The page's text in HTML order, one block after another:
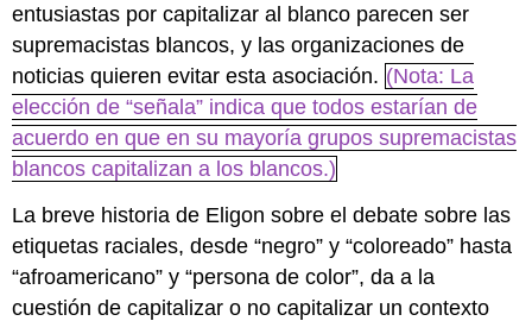
entusiastas por capitalizar al blanco parecen ser
supremacistas blancos, y las organizaciones de
noticias quieren evitar esta asociación. (Nota: La
elección de “señala” indica que todos estarían de
acuerdo en que en su mayoría grupos supremacistas
blancos capitalizan a los blancos.)
La breve historia de Eligon sobre el debate sobre las
etiquetas raciales, desde “negro” y “coloreado” hasta
“afroamericano” y “persona de color”, da a la
cuestión de capitalizar o no capitalizar un contexto